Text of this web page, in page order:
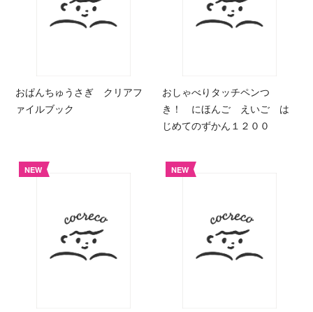
おぱんちゅうさぎ クリアフ
ァイルブック
おしゃべりタッチペンつ
き！ にほんご えいご は
じめてのずかん１２００
NEW NEW